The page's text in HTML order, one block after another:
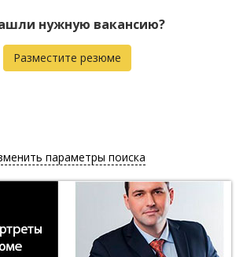
нужную вакансию?
Разместите резюме
параметры поиска